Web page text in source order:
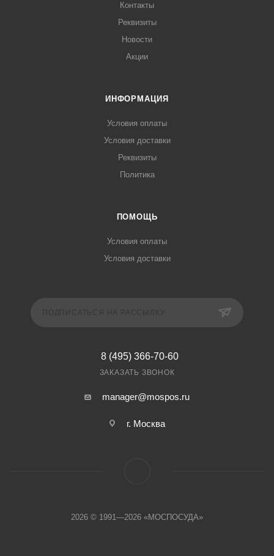
Контакты
Реквизиты
Новости
Акции
ИНФОРМАЦИЯ
Условия оплаты
Условия доставки
Реквизиты
Политика
ПОМОЩЬ
Условия оплаты
Условия доставки
8 (495) 366-70-60
ЗАКАЗАТЬ ЗВОНОК
manager@mospos.ru
г. Москва
2026 © 1991—2026 «МОСПОСУДА»